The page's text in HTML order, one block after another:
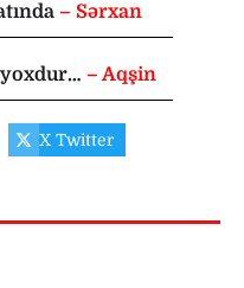
– Sərxan
– Aqşin
X Twitter